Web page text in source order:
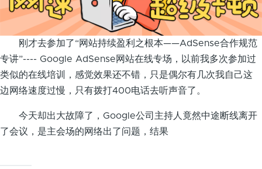
刚才去参加了“网站持续盈利之根本——AdSense合作规范
专讲”---- Google AdSense网站在线专场，以前我多次参加过
类似的在线培训，感觉效果还不错，只是偶尔有几次我自己这
边网络速度过慢，只有拨打400电话去听声音了。
今天却出大故障了，Google公司主持人竟然中途断线离开
了会议，是主会场的网络出了问题，结果